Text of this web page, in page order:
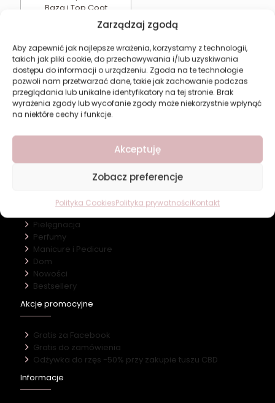
Zarządzaj zgodą
Aby zapewnić jak najlepsze wrażenia, korzystamy z technologii,
takich jak pliki cookie, do przechowywania i/lub uzyskiwania
dostępu do informacji o urządzeniu. Zgoda na te technologie
pozwoli nam przetwarzać dane, takie jak zachowanie podczas
przeglądania lub unikalne identyfikatory na tej stronie. Brak
wyrażenia zgody lub wycofanie zgody może niekorzystnie wpłynąć
na niektóre cechy i funkcje.
Akceptuję
Zobacz preferencje
Polityka CookiesPolityka prywatnościKontakt
Baza i Top Coat
Dodaj do koszyka
Revers Cosmetics
O firmie
Kontakt
Pielęgnacja
Perfumy
Manicure i Pedicure
Dom
Nowości
Bestsellery
Akcje promocyjne
Gratis za Facebook
Gratis do zamówienia
Odżywka do rzęs -50% przy zakupie tuszu CBD
Informacje